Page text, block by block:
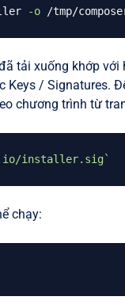
-o
tải xuống khớp
/ Signatures.
chương trình từ
installer.sig`
chạy: